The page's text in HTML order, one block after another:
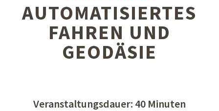
AUTOMATISIERTES
FAHREN UND
GEODÄSIE
Veranstaltungsdauer: 40 Minuten